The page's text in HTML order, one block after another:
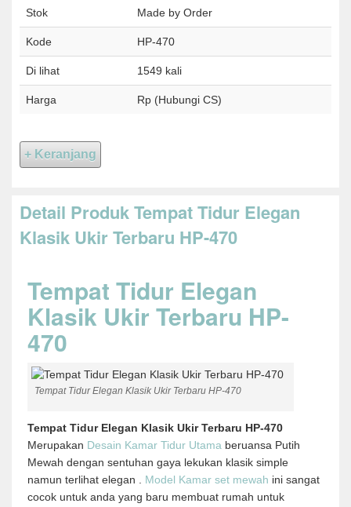
Stok Made by Order
Kode HP-470
Di lihat 1549 kali
Harga Rp (Hubungi CS)
Detail Produk Tempat Tidur Elegan
Klasik Ukir Terbaru HP-470
Tempat Tidur Elegan
Klasik Ukir Terbaru HP-
470
Tempat Tidur Elegan Klasik Ukir Terbaru HP-470
Tempat Tidur Elegan Klasik Ukir Terbaru HP-470
Merupakan Desain Kamar Tidur Utama beruansa Putih
Mewah dengan sentuhan gaya lekukan klasik simple
namun terlihat elegan . Model Kamar set mewah ini sangat
cocok untuk anda yang baru membuat rumah untuk